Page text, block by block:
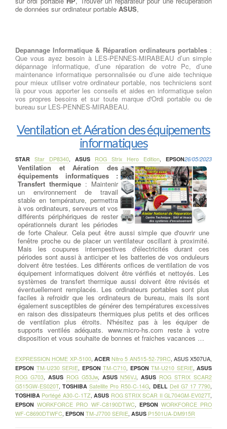
de données sur ordinateur portable ASUS,
Depannage Informatique & Réparation ordinateurs portables:
Que vous ayez besoin à LES-PENNES-MIRABEAU d’un simple
dépannage informatique, d’une réparation de votre Pc, d’une
maintenance informatique personnalisée ou d’une aide technique
pour mieux utiliser votre ordinateur portable, nos techniciens sont
là pour vous apporter les conseils et aides en informatique selon
vos propres besoins et sur toute marque d'Ordi portable ou de
bureau sur LES-PENNES-MIRABEAU.
Ventilation et Aération des équipements
informatiques
26/05/2023
Ventilation et Aération des
équipements informatiques :
Transfert thermique : Maintenir
un environnement de travail
stable en température, permettra
à vos ordinateurs, serveurs et vos
différents périphériques de rester
opérationnels durant les périodes
de forte Chaleur. Cela peut être aussi simple que d'ouvrir une
fenêtre proche ou de placer un ventilateur oscillant à proximité.
Mais les coupures intempestives d'électricités durant ces
périodes sont aussi à anticiper et les batteries de vos onduleurs
doivent être testées. Les différents orifices de ventilation de vos
équipement informatiques doivent être vérifiés et nettoyés. Les
systèmes de transfert thermique aussi doivent être révisés et
éventuellement remplacés. Les ordinateurs portables sont plus
faciles à refroidir que les ordinateurs de bureau, mais ils sont
également susceptibles de générer des températures excessives
en raison des dissipateurs thermiques plus petits et des orifices
de ventilation plus étroits. N'hésitez pas à les équiper de
supports ventilés adéquats. www.micro-hs.com reste à votre
disposition et vous souhaite de bonnes et fraiches vacances …
STAR Star DP8340, ASUS ROG Strix Hero Edition, EPSON
EXPRESSION HOME XP-5100, ACER Nitro 5 AN515-52-79RC, ASUS X507UA,
EPSON TM-U230 SERIE, EPSON TM-C710, EPSON TM-U210 SERIE, ASUS
ROG G703, ASUS ROG G53Jw, ASUS N56VJ,ASUS ROG STRIX SCAR2
G515GW-ES020T,TOSHIBA Satellite Pro R50-C-14G, DELL Dell G7 17 7790,
TOSHIBA Portégé A30-C-1TZ,ASUS ROG STRIX SCAR II GL704GM-EV027T,
EPSON WORKFORCE PRO WF-C8190DTWC, EPSON WORKFORCE PRO
WF-C8690DTWFC, EPSON TM-J7700 SERIE, ASUS P1501UA-DM915R